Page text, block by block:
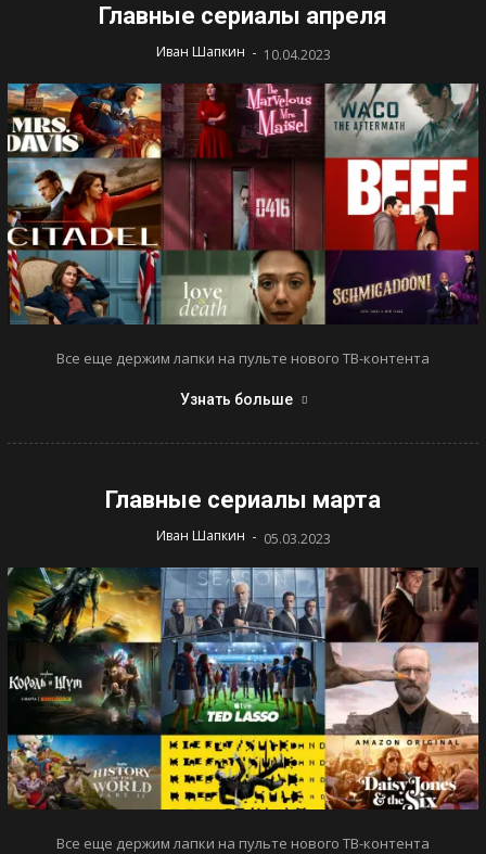
Главные сериалы апреля
Иван Шапкин - 10.04.2023
Все еще держим лапки на пульте нового ТВ-контента
Узнать больше
Главные сериалы марта
Иван Шапкин - 05.03.2023
Все еще держим лапки на пульте нового ТВ-контента